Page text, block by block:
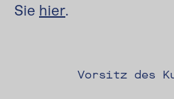
Sie hier.
Vorsitz des